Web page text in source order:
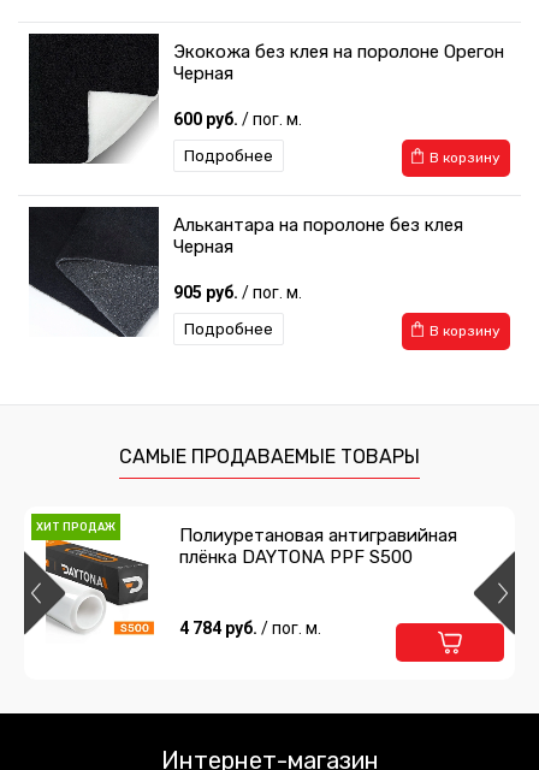
Экокожа без клея на поролоне Орегон
Черная
600 руб. / пог. м.
В корзину
Подробнее
Алькантара на поролоне без клея
Черная
905 руб. / пог. м.
В корзину
Подробнее
САМЫЕ ПРОДАВАЕМЫЕ ТОВАРЫ
ХИТ ПРОДАЖ
Полиуретановая антигравийная
плёнка DAYTONA PPF S500
4 784 руб. / пог. м.
Интернет-магазин